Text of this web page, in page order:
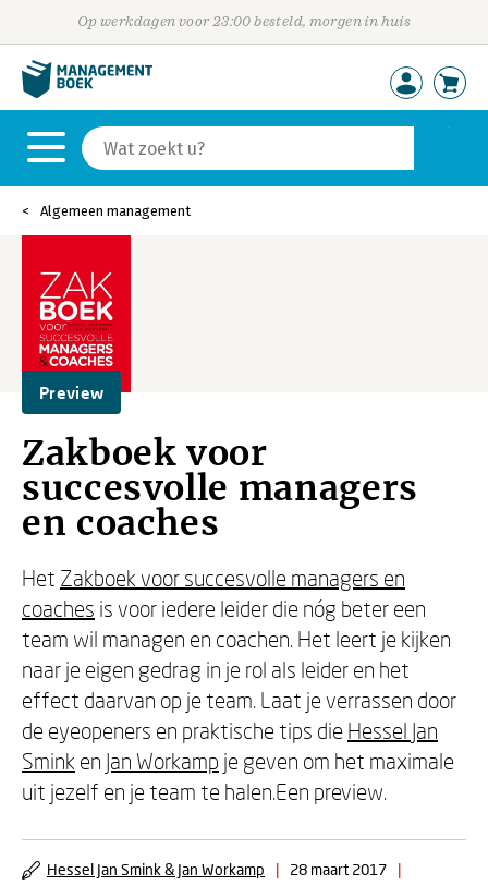
Op werkdagen voor 23:00 besteld, morgen in huis
Algemeen management
Preview
Zakboek voor
succesvolle managers
en coaches
Het Zakboek voor succesvolle managers en
coaches is voor iedere leider die nóg beter een
team wil managen en coachen. Het leert je kijken
naar je eigen gedrag in je rol als leider en het
effect daarvan op je team. Laat je verrassen door
de eyeopeners en praktische tips die Hessel Jan
Smink en Jan Workamp je geven om het maximale
uit jezelf en je team te halen.Een preview.
Hessel Jan Smink & Jan Workamp | 28 maart 2017
|